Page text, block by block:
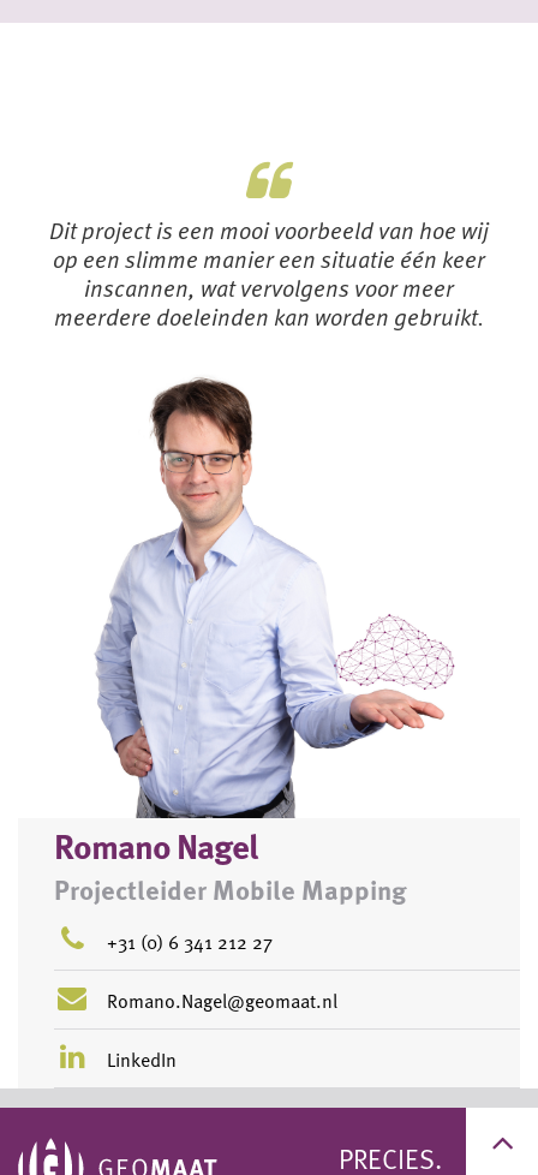
Dit project is een mooi voorbeeld van hoe wij
op een slimme manier een situatie één keer
inscannen, wat vervolgens voor meer
meerdere doeleinden kan worden gebruikt.
Romano Nagel
Projectleider Mobile Mapping
+31 (0) 6 341 212 27
Romano.Nagel@geomaat.nl
LinkedIn
PRECIES.